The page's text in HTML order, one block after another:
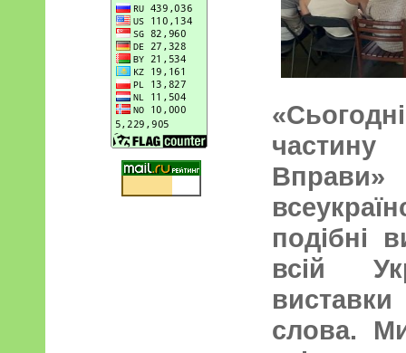
подібні
всій
виставки
слова.